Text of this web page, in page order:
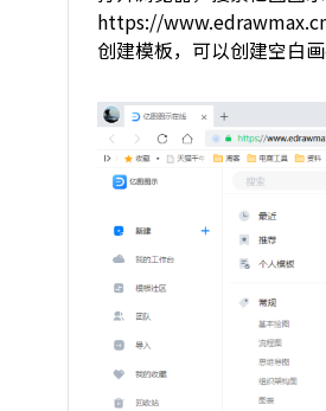
https://
创建模板，可以创建空白